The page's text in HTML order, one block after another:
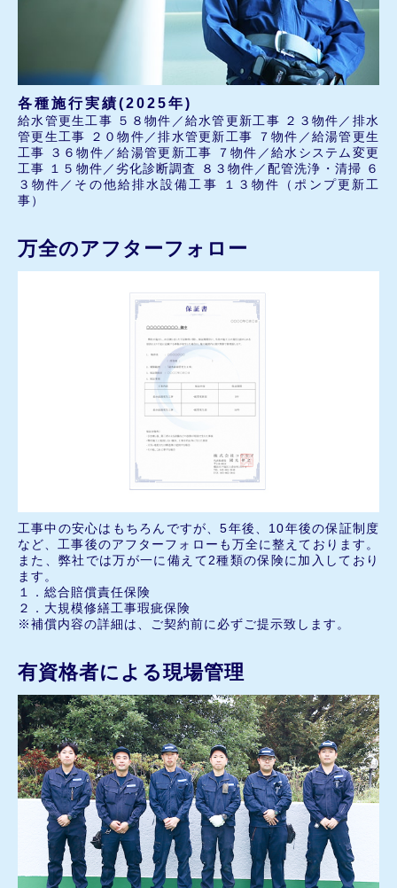
各種施行実績(2025年)
給水管更生工事 ５８物件／給水管更新工事 ２３物件／排水
管更生工事 ２０物件／排水管更新工事 ７物件／給湯管更生
工事 ３６物件／給湯管更新工事 ７物件／給水システム変更
工事 １５物件／劣化診断調査 ８３物件／配管洗浄・清掃 ６
３物件／その他給排水設備工事 １３物件（ポンプ更新工
事）
万全のアフターフォロー
工事中の安心はもちろんですが、5年後、10年後の保証制度
など、工事後のアフターフォローも万全に整えております。
また、弊社では万が一に備えて2種類の保険に加入しており
ます。
１．総合賠償責任保険
２．大規模修繕工事瑕疵保険
※補償内容の詳細は、ご契約前に必ずご提示致します。
有資格者による現場管理